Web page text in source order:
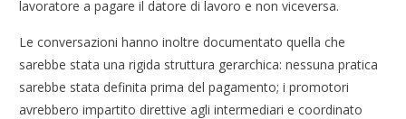
lavoratore a pagare il datore di lavoro e non viceversa.
Le conversazioni hanno inoltre documentato quella che
sarebbe stata una rigida struttura gerarchica: nessuna pratica
sarebbe stata definita prima del pagamento; i promotori
avrebbero impartito direttive agli intermediari e coordinato